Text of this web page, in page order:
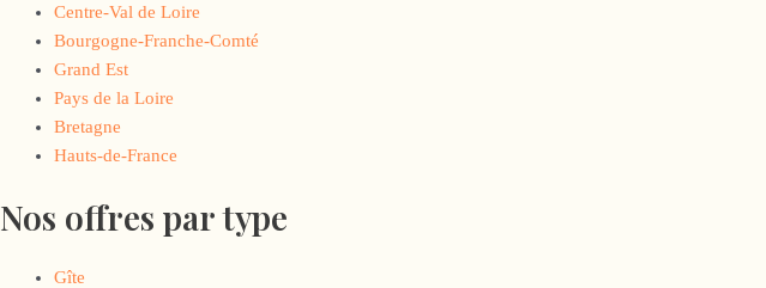
Centre-Val de Loire
Bourgogne-Franche-Comté
Grand Est
Pays de la Loire
Bretagne
Hauts-de-France
Nos offres par type
Gîte